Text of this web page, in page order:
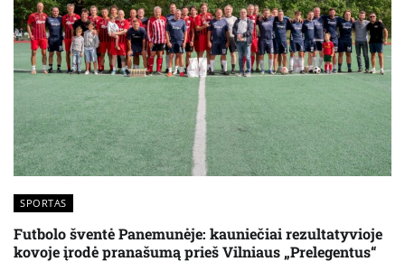
SPORTAS
Futbolo šventė Panemunėje: kauniečiai rezultatyvioje
kovoje įrodė pranašumą prieš Vilniaus „Prelegentus“